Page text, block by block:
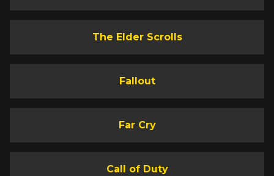
The Elder Scrolls
Fallout
Far Cry
Call of Duty